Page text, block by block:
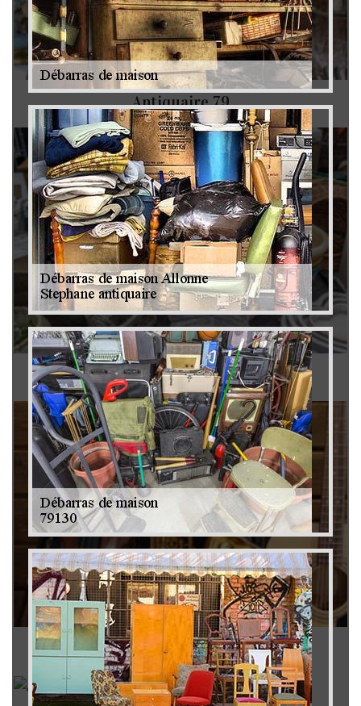
Antiquaire 79
Brocanteur 79
Rachat instrument de musique 79